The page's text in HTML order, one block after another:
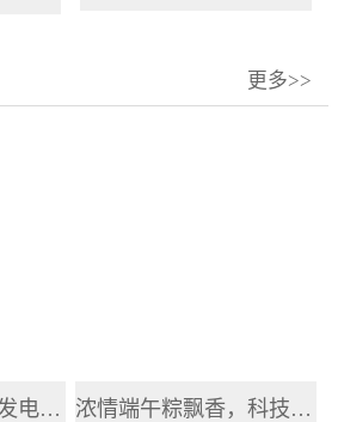
更多>>
临沂罗庄永能余热发电有限公司开展2025年职工端午节主题活动 浓情端午粽飘香，科技赋能传递健康情